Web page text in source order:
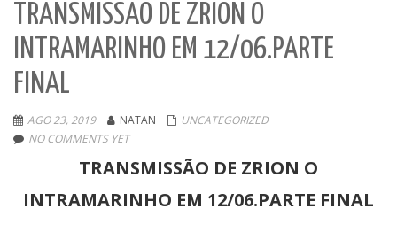
TRANSMISSÃO DE ZRION O
INTRAMARINHO EM 12/06.PARTE
FINAL
AGO 23, 2019 NATAN
UNCATEGORIZED
NO COMMENTS YET
TRANSMISSÃO DE ZRION O
INTRAMARINHO EM 12/06.PARTE FINAL